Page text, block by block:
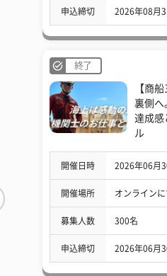
申込締切 2026年08月
終了
【商
裏側へ
達成感
ル
開催日時 2026年06月
開催場所 オンライン
募集人数 300名
申込締切 2026年06月